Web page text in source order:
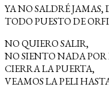
YA NO SALDRÉ
TODO PUESTO DE
NO QUIERO SALIR,
NO SIENTO NADA
CIERRA LA PUERTA,
VEAMOS LA PELI